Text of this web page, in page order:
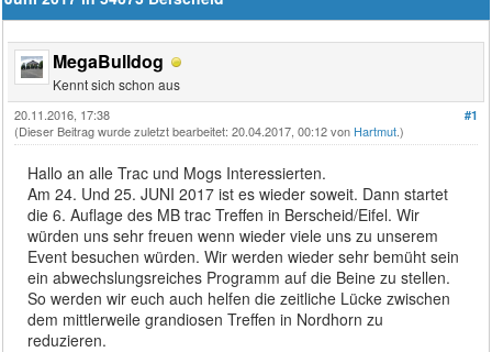
MegaBulldog
Kennt sich schon aus
#1
20.11.2016, 17:38
(Dieser Beitrag wurde zuletzt bearbeitet: 20.04.2017, 00:12 von Hartmut.)
Hallo an alle Trac und Mogs Interessierten.
Am 24. Und 25. JUNI 2017 ist es wieder soweit. Dann startet
die 6. Auflage des MB trac Treffen in Berscheid/Eifel. Wir
würden uns sehr freuen wenn wieder viele uns zu unserem
Event besuchen würden. Wir werden wieder sehr bemüht sein
ein abwechslungsreiches Programm auf die Beine zu stellen.
So werden wir euch auch helfen die zeitliche Lücke zwischen
dem mittlerweile grandiosen Treffen in Nordhorn zu
reduzieren.